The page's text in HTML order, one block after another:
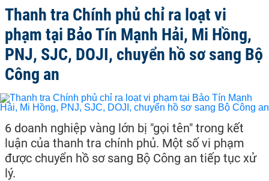
Thanh tra Chính phủ chỉ ra loạt vi
phạm tại Bảo Tín Mạnh Hải, Mi Hồng,
PNJ, SJC, DOJI, chuyển hồ sơ sang Bộ
Công an
6 doanh nghiệp vàng lớn bị "gọi tên" trong kết
luận của thanh tra chính phủ. Một số vi phạm
được chuyển hồ sơ sang Bộ Công an tiếp tục xử
lý.